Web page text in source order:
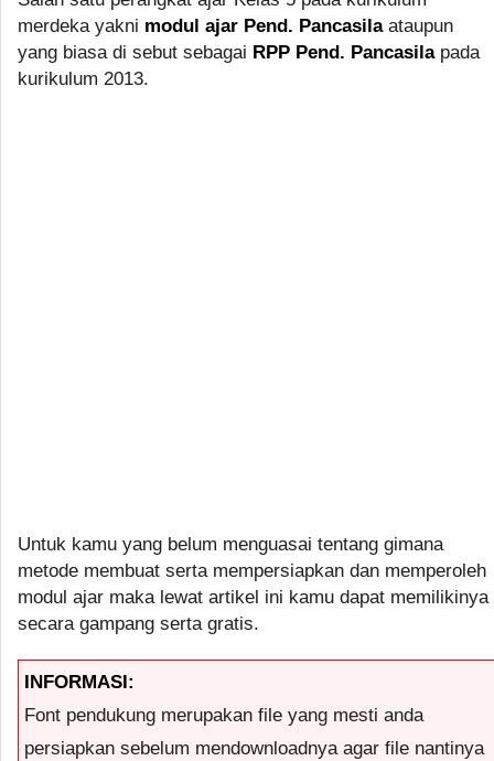
merdeka yakni modul ajar Pend. Pancasilaataupun
yang biasa di sebut sebagai RPP Pend. Pancasilapada
kurikulum 2013.
Untuk kamu yang belum menguasai tentang gimana
metode membuat serta mempersiapkan dan memperoleh
modul ajar maka lewat artikel ini kamu dapat memilikinya
secara gampang serta gratis.
INFORMASI:
Font pendukung merupakan file yang mesti anda
persiapkan sebelum mendownloadnya agar file nantinya